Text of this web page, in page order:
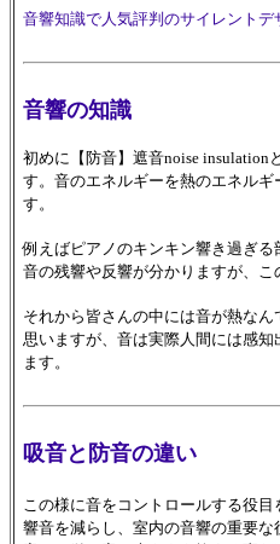
音響知識で人気評判のサイレントデ
音響の知識
初めに【防音】遮音noise insulation
す。音のエネルギーを熱のエネル
す。
例えばピアノのキンキン響き過ぎ
音の残響や反響が分かりますが、
それから皆さんの中には音が熱な
思いますが、音は実際人間には感
ます。
吸音と防音の違い
この様に音をコントロールする役
響音を減らし、室内の音響の重要